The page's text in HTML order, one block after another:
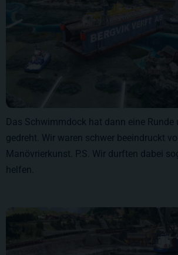
Das Schwimmdock hat dann eine Runde
gedreht. Wir waren schwer beeindruckt
Manövrierkunst. P.S. Wir durften dabei
helfen.